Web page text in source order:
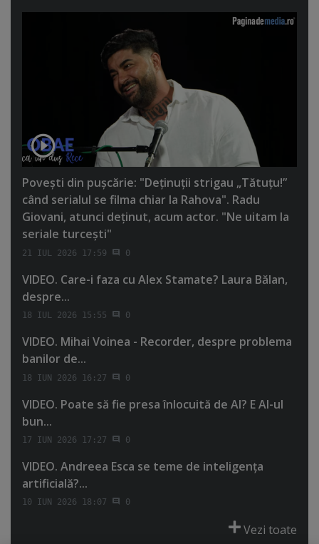
Poveşti din puşcărie: "Deţinuţii strigau „Tătuţu!”
când serialul se filma chiar la Rahova". Radu
Giovani, atunci deţinut, acum actor. "Ne uitam la
seriale turceşti"
21 IUL 2026 17:59 0
VIDEO. Care-i faza cu Alex Stamate? Laura Bălan,
despre...
18 IUL 2026 15:55 0
VIDEO. Mihai Voinea - Recorder, despre problema
banilor de...
18 IUN 2026 16:27 0
VIDEO. Poate să fie presa înlocuită de AI? E AI-ul
bun...
17 IUN 2026 17:27 0
VIDEO. Andreea Esca se teme de inteligenţa
artificială?...
10 IUN 2026 18:07 0
Vezi toate